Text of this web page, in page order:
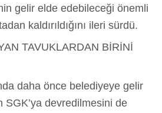
gelir elde edebileceği önemli
kaldırıldığını ileri sürdü.
TAVUKLARDAN BİRİNİ
daha önce belediyeye gelir
SGK’ya devredilmesini de